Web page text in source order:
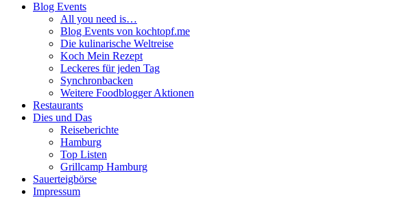
Blog Events
All you need is…
Blog Events von kochtopf.me
Die kulinarische Weltreise
Koch Mein Rezept
Leckeres für jeden Tag
Synchronbacken
Weitere Foodblogger Aktionen
Restaurants
Dies und Das
Reiseberichte
Hamburg
Top Listen
Grillcamp Hamburg
Sauerteigbörse
Impressum